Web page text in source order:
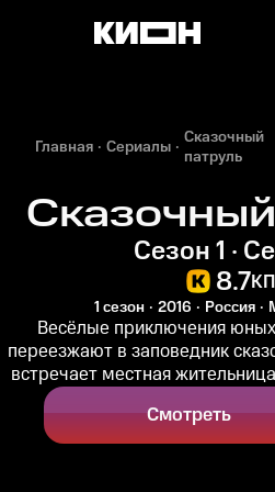
Главная Сериалы Сказочный
патруль
Сезон 1 ·
8.7
1 сезон 2016 Россия
Весёлые приключения
переезжают в заповедник
встречает местная
Алёнка. Девочки
Смотреть